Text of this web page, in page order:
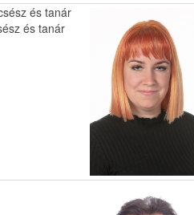
és tanár
és tanár